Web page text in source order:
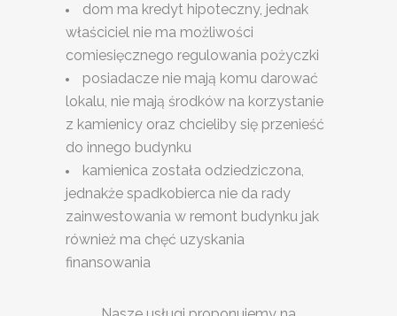
dom ma kredyt hipoteczny, jednak
właściciel nie ma możliwości
comiesięcznego regulowania pożyczki
posiadacze nie mają komu darować
lokalu, nie mają środków na korzystanie
z kamienicy oraz chcieliby się przenieść
do innego budynku
kamienica została odziedziczona,
jednakże spadkobierca nie da rady
zainwestowania w remont budynku jak
również ma chęć uzyskania
finansowania